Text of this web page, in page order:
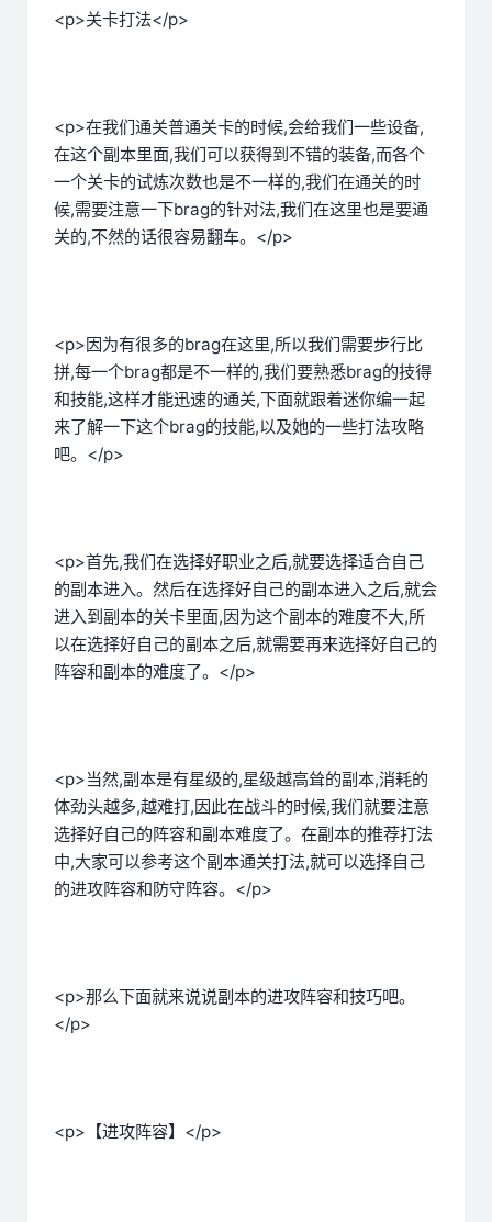
<p>关卡打法</p>
<p>在我们通关普通关卡的时候,会给我们一些设备,
在这个副本里面,我们可以获得到不错的装备,而各个
一个关卡的试炼次数也是不一样的,我们在通关的时
候,需要注意一下brag的针对法,我们在这里也是要通
关的,不然的话很容易翻车。</p>
<p>因为有很多的brag在这里,所以我们需要步行比
拼,每一个brag都是不一样的,我们要熟悉brag的技得
和技能,这样才能迅速的通关,下面就跟着迷你编一起
来了解一下这个brag的技能,以及她的一些打法攻略
吧。</p>
<p>首先,我们在选择好职业之后,就要选择适合自己
的副本进入。然后在选择好自己的副本进入之后,就会
进入到副本的关卡里面,因为这个副本的难度不大,所
以在选择好自己的副本之后,就需要再来选择好自己的
阵容和副本的难度了。</p>
<p>当然,副本是有星级的,星级越高耸的副本,消耗的
体劲头越多,越难打,因此在战斗的时候,我们就要注意
选择好自己的阵容和副本难度了。在副本的推荐打法
中,大家可以参考这个副本通关打法,就可以选择自己
的进攻阵容和防守阵容。</p>
<p>那么下面就来说说副本的进攻阵容和技巧吧。
</p>
<p>【进攻阵容】</p>